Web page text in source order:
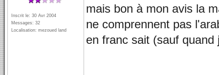
Inscrit le: 30 Avr 2004
Messages: 32
Localisation: mezoued land
mais bon à mon avis la
ne comprennent pas
en franc sait (sauf quand